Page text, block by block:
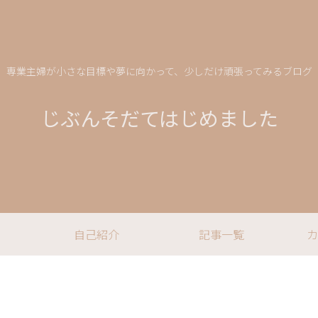
専業主婦が小さな目標や夢に向かって、少しだけ頑張ってみるブログ
じぶんそだてはじめました
自己紹介 記事一覧